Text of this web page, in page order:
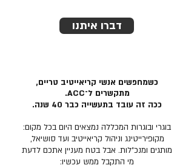
דברו איתנו
כשמחפשים אנשי קריאייטיב טריים,
מתקשרים ל־ACC.
ככה זה עובד בתעשייה כבר 40 שנה.
בוגרי ובוגרות המכללה נמצאים היום בכל מקום:
מקופירייטינג וניהול קריאייטיב ועד סושיאל,
מותגים ומנכ״לות. אבל בטח מעניין אתכם לדעת
מי התקבל ממש עכשיו: